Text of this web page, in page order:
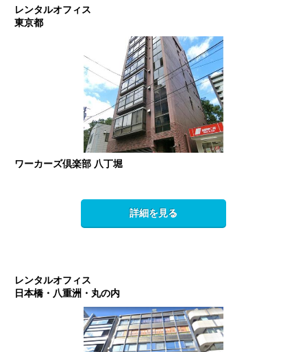
レンタルオフィス
東京都
ワーカーズ倶楽部 八丁堀
詳細を見る
レンタルオフィス
日本橋・八重洲・丸の内